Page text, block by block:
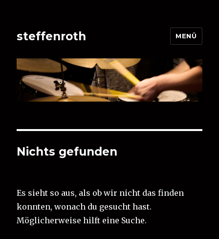
steffenroth MENÜ
Nichts gefunden
Es sieht so aus, als ob wir nicht das finden
konnten, wonach du gesucht hast.
Möglicherweise hilft eine Suche.